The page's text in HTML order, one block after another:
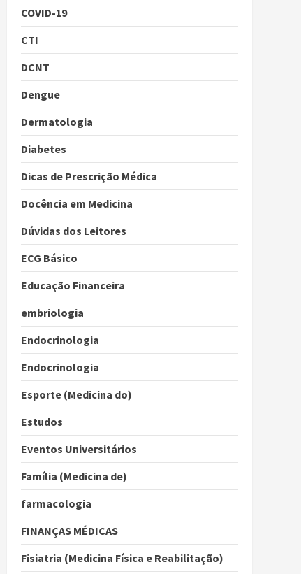
COVID-19
CTI
DCNT
Dengue
Dermatologia
Diabetes
Dicas de Prescrição Médica
Docência em Medicina
Dúvidas dos Leitores
ECG Básico
Educação Financeira
embriologia
Endocrinologia
Endocrinologia
Esporte (Medicina do)
Estudos
Eventos Universitários
Família (Medicina de)
farmacologia
FINANÇAS MÉDICAS
Fisiatria (Medicina Física e Reabilitação)